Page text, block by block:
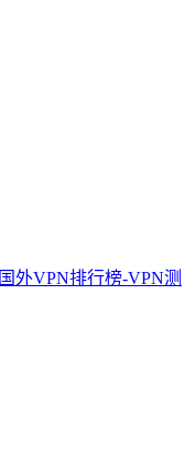
国外VPN排行榜-VPN测